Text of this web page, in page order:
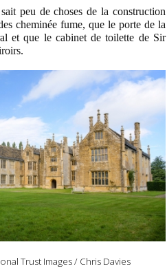
peu de choses de la construction
cheminée fume, que le porte de la
et que le cabinet de toilette de Sir
Trust Images / Chris Davies